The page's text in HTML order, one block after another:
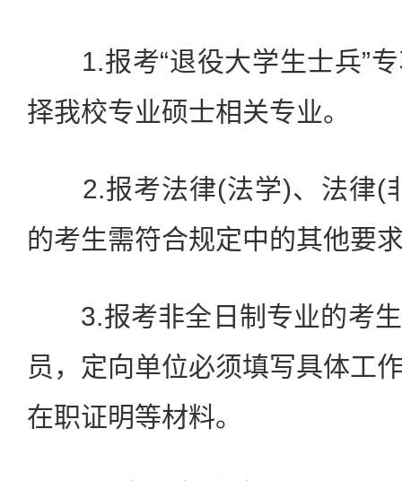
1.报考“退役大学生士兵”专
择我校专业硕士相关专业。
2.报考法律(法学)、法律(
的考生需符合规定中的其他要
3.报考非全日制专业的考生
员，定向单位必须填写具体工
在职证明等材料。